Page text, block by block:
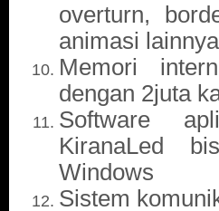
overturn,
animasi lainnya
Memori
dengan 2juta
Software
KiranaLed
Windows
Sistem